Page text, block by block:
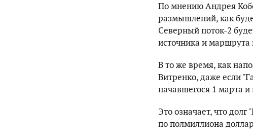
По мнению Андрея
размышлений, как
Северный поток-2
источника и маршрута
В то же время, как
Витренко, даже если
начавшегося 1 марта
Это означает, что
по полмиллиона